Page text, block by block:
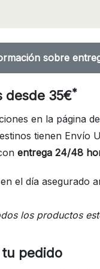
sobre
desde 35€*
en la página de
tienen Envío
entrega 24/48
el día asegurado
los productos
pedido